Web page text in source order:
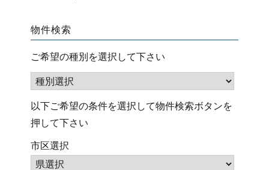
物件検索
ご希望の種別を選択して下さい
以下ご希望の条件を選択して物件検索ボタンを
押して下さい
市区選択